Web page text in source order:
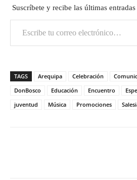
Suscríbete y recibe las últimas
Escribe tu correo electrónico…
TAGS Arequipa Celebración
DonBosco
Educación Encuentro
juventud
Música Promociones